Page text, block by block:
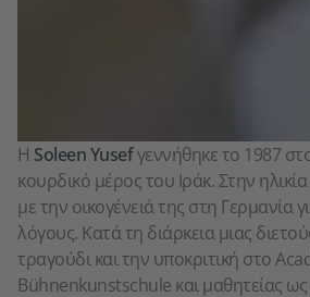
Η Soleen Yusefγεννήθηκε το 1987
κουρδικό μέρος του Ιράκ. Στην
με την οικογένειά της στη Γερμανία
λόγους. Κατά τη διάρκεια μιας
τραγούδι και την υποκριτική στο
Bühnenkunstschule και μαθητείας